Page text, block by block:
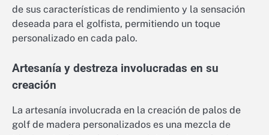
de sus características de rendimiento y la sensación
deseada para el golfista, permitiendo un toque
personalizado en cada palo.
Artesanía y destreza involucradas en su
creación
La artesanía involucrada en la creación de palos de
golf de madera personalizados es una mezcla de